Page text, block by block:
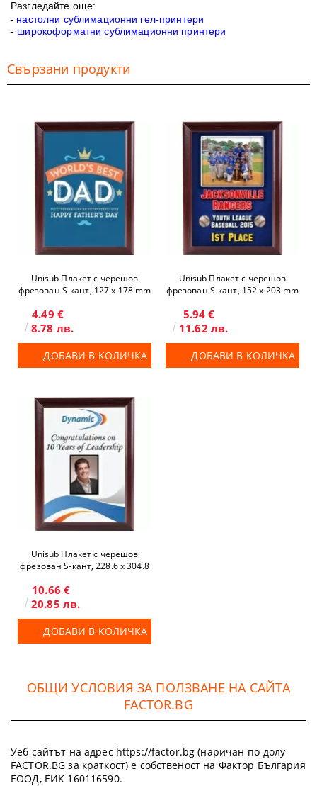
Разгледайте още:
- настолни сублимационни гел-принтери
- широкоформатни сублимационни принтери
Свързани продукти
Unisub Плакет с черешов
фрезован S-кант, 127 x 178 mm
4.49 €
8.78 лв.
ДОБАВИ В КОЛИЧКА
Unisub Плакет с черешов
фрезован S-кант, 152 x 203 mm
5.94 €
11.62 лв.
ДОБАВИ В КОЛИЧКА
Unisub Плакет с черешов
фрезован S-кант, 228.6 x 304.8
10.66 €
20.85 лв.
ДОБАВИ В КОЛИЧКА
ОБЩИ УСЛОВИЯ ЗА ПОЛЗВАНЕ НА САЙТА
FACTOR.BG
Уеб сайтът на адрес https://factor.bg (наричан по-долу
FACTOR.BG за краткост) е собственост на Фактор България
ЕООД, ЕИК 160116590.